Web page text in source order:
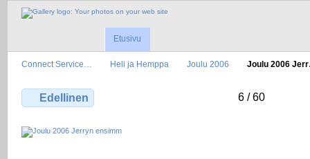
Etusivu
Connect Service… Heli ja Hemppa Joulu 2006 Joulu 2006
Edellinen 6 / 60